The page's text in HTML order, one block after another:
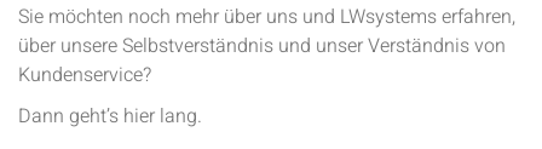
Sie möchten noch mehr über uns und LWsystems erfahren,
über unsere Selbstverständnis und unser Verständnis von
Kundenservice?
Dann geht’s hier lang.